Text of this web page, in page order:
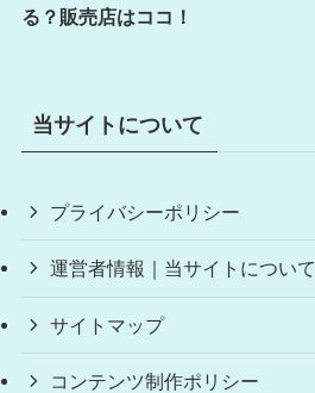
る？販売店はココ！
当サイトについて
プライバシーポリシー
運営者情報｜当サイトについて
サイトマップ
コンテンツ制作ポリシー